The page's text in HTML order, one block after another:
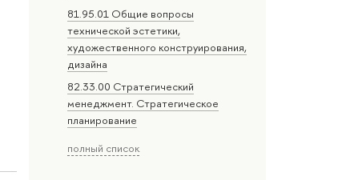
81.95.01 Общие вопросы
технической эстетики,
художественного конструирования,
дизайна
82.33.00 Стратегический
менеджмент. Стратегическое
планирование
полный список